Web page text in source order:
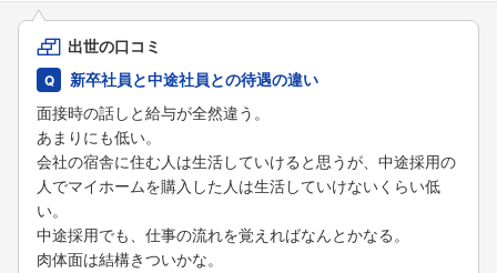
出世の口コミ
新卒社員と中途社員との待遇の違い
面接時の話しと給与が全然違う。
あまりにも低い。
会社の宿舎に住む人は生活していけると思うが、中途採用の
人でマイホームを購入した人は生活していけないくらい低
い。
中途採用でも、仕事の流れを覚えればなんとかなる。
肉体面は結構きついかな。